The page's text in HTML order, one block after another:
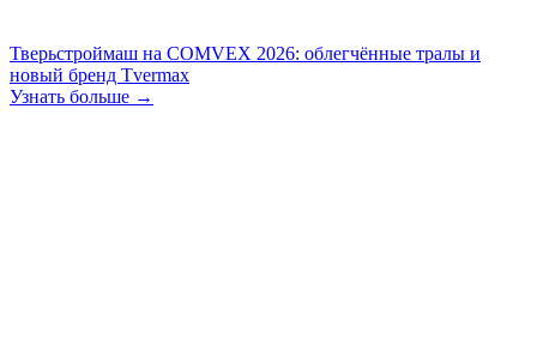
Тверьстроймаш на COMVEX 2026: облегчённые тралы и
новый бренд Tvermax
Узнать больше →